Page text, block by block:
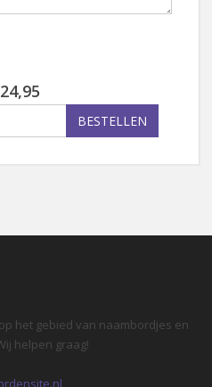
BESTELLEN
het gebied van naambordjes en
helpen graag!